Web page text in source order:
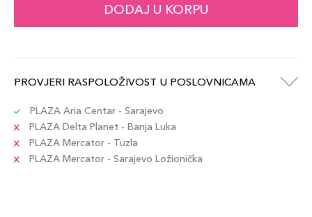
DODAJ U KORPU
PROVJERI RASPOLOŽIVOST U POSLOVNICAMA
PLAZA Aria Centar - Sarajevo
PLAZA Delta Planet - Banja Luka
PLAZA Mercator - Tuzla
PLAZA Mercator - Sarajevo Ložionička